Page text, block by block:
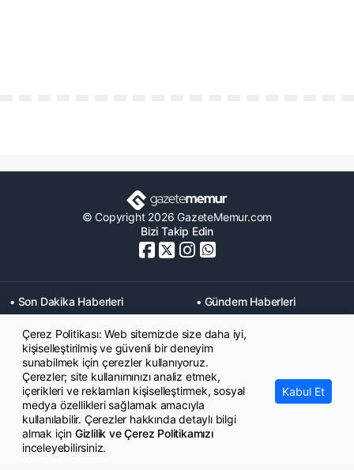
© Copyright 2026 GazeteMemur.com
Bizi Takip Edin
• Son Dakika Haberleri
• Gündem Haberleri
• Memurlar Haberleri
• KPSS Haberleri
• Ekonomi Haberleri
• Eğitim Haberleri
• Yaşam Haberleri
• Maaş Verileri Haberleri
• Mahkeme Kararları
Haberleri
Çerez Politikası: Web sitemizde size daha iyi,
kişiselleştirilmiş ve güvenli bir deneyim
sunabilmek için çerezler kullanıyoruz.
Çerezler; site kullanımınızı analiz etmek,
içerikleri ve reklamları kişiselleştirmek, sosyal
medya özellikleri sağlamak amacıyla
kullanılabilir. Çerezler hakkında detaylı bilgi
almak için Gizlilik ve Çerez Politikamızı
inceleyebilirsiniz.
Kabul Et